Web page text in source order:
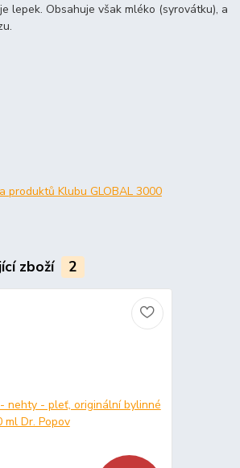
lepek. Obsahuje však mléko (syrovátku), a
produktů Klubu GLOBAL 3000
zboží 2